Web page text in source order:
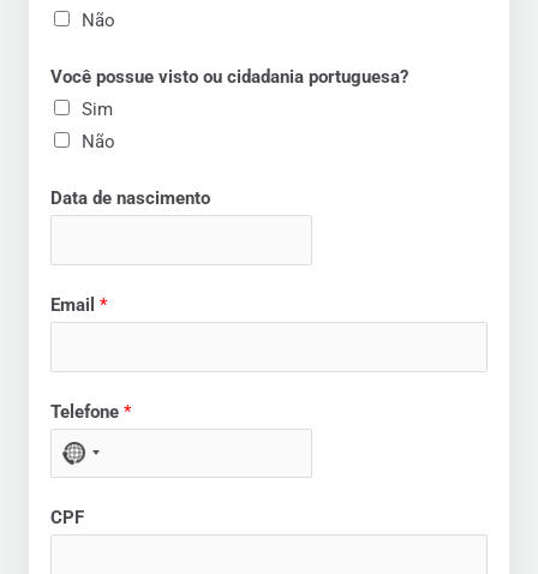
Não
Você possue visto ou cidadania portuguesa?
Sim
Não
Data de nascimento
Email *
Telefone *
N
C
CPF